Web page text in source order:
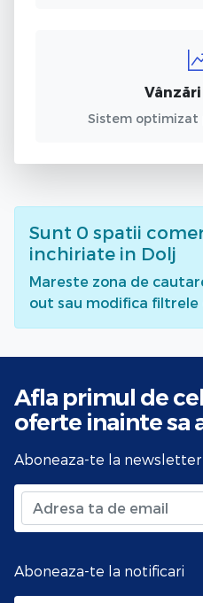
Sistem
Sunt 0 spatii
inchiriate in Dolj
Mareste zona de
out sau modifica
Afla primul de
oferte inainte sa
Aboneaza-te la newsletter
Aboneaza-te la notificari